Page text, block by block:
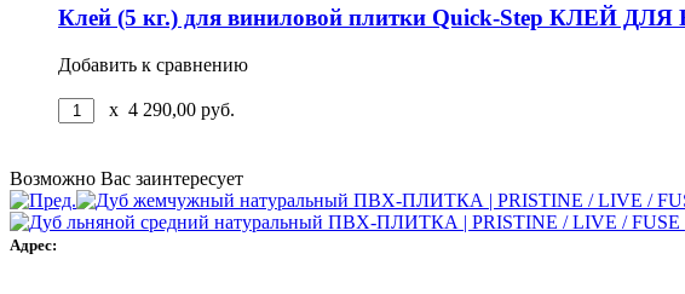
Клей (5 кг.) для виниловой плитки Quick-Step КЛЕЙ
Добавить к сравнению
x 4 290,00 руб.
Возможно Вас заинтересует
Адрес: